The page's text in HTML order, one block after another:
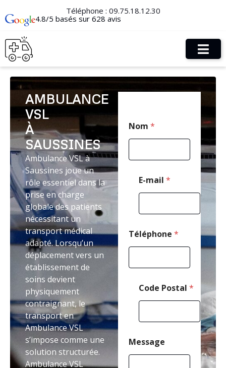
Téléphone : 09.75.18.12.30
4.8/5 basés sur 628 avis
AMBULANCE
VSL
À
SAUSSINES
Ambulance VSL à
Saussines joue un
rôle essentiel dans la
prise en charge
globale des patients
nécessitant un
transport médical
adapté. Lorsqu’un
déplacement vers un
établissement de
soins devient
physiquement
contraignant, le
transport en
Ambulance VSL
s’impose comme une
solution structurée.
Ambulance VSL
N
o
M
Nom *
E-mail *
Téléphone *
Code Postal *
Message